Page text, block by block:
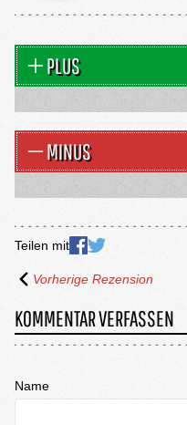
PLUS
MINUS
Teilen mit
Vorherige Rezension
KOMMENTAR VERFASSEN
Name